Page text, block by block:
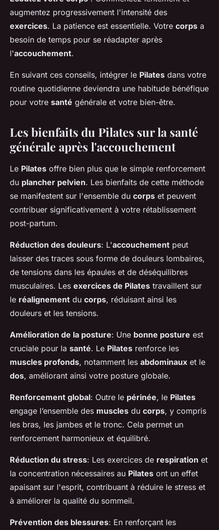
augmentez progressivement l'intensité des
exercices. La patience est essentielle. Votre corps a
besoin de temps pour se réadapter après
l'accouchement.
En suivant ces conseils, intégrer le Pilates dans votre
routine quotidienne deviendra une habitude bénéfique
pour votre santé générale et votre bien-être.
Les bienfaits du Pilates sur la santé
générale après l'accouchement
Le Pilates offre bien plus que le simple renforcement
du plancher pelvien. Les bienfaits de cette méthode
se manifestent sur l'ensemble du corps et peuvent
contribuer significativement à votre rétablissement
post-partum.
Réduction des douleurs: L'accouchement peut
laisser des traces sous forme de douleurs lombaires,
de tensions dans les épaules et de déséquilibres
musculaires. Les exercices de Pilates travaillent sur
le réalignement du corps, réduisant ainsi les
douleurs et les tensions.
Amélioration de la posture: Une bonne posture est
cruciale pour la santé. Le Pilates renforce les
muscles profonds, notamment les abdominaux et le
dos, améliorant ainsi votre posture globale.
Renforcement global: Outre le périnée, le Pilates
engage l’ensemble des muscles du corps, y compris
les bras, les jambes et le tronc. Cela permet un
renforcement harmonieux et équilibré.
Réduction du stress: Les exercices de respiration et
la concentration nécessaires au Pilates ont un effet
apaisant sur l'esprit, contribuant à réduire le stress et
à améliorer la qualité du sommeil.
Prévention des blessures: En renforçant les